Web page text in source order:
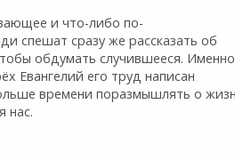
и что-либо по-
спешат сразу же рассказать об
обдумать случившееся. Именно
Евангелий его труд написан
времени поразмышлять о
нас.